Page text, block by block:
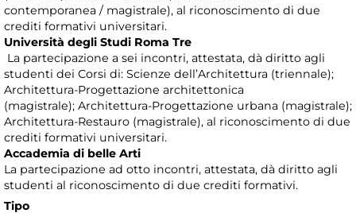
contemporanea / magistrale), al riconoscimento di due
crediti formativi universitari.
Università degli Studi Roma Tre
La partecipazione a sei incontri, attestata, dà diritto agli
studenti dei Corsi di: Scienze dell’Architettura (triennale);
Architettura-Progettazione architettonica
(magistrale); Architettura-Progettazione urbana (magistrale);
Architettura-Restauro (magistrale), al riconoscimento di due
crediti formativi universitari.
Accademia di belle Arti
La partecipazione ad otto incontri, attestata, dà diritto agli
studenti al riconoscimento di due crediti formativi.
Tipo